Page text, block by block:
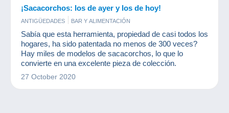
¡Sacacorchos: los de ayer y los de hoy!
ANTIGÜEDADES BAR Y ALIMENTACIÓN
Sabía que esta herramienta, propiedad de casi todos los
hogares, ha sido patentada no menos de 300 veces?
Hay miles de modelos de sacacorchos, lo que lo
convierte en una excelente pieza de colección.
27 October 2020